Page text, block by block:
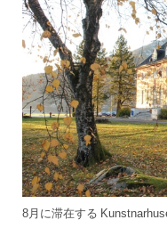
8月に滞在する